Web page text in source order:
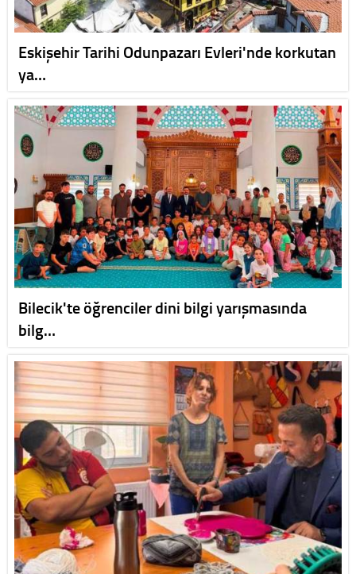
Eskişehir Tarihi Odunpazarı Evleri'nde korkutan
ya…
Bilecik'te öğrenciler dini bilgi yarışmasında
bilg…